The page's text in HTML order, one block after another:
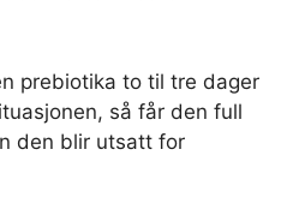
prebiotika to til tre dager
så får den full
den blir utsatt for